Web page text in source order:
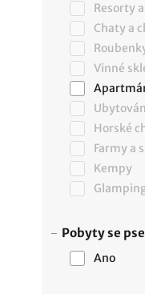
Resorty
Chaty a
Vinné
Horské
Farmy a
Kempy
Pobyty se
Ano